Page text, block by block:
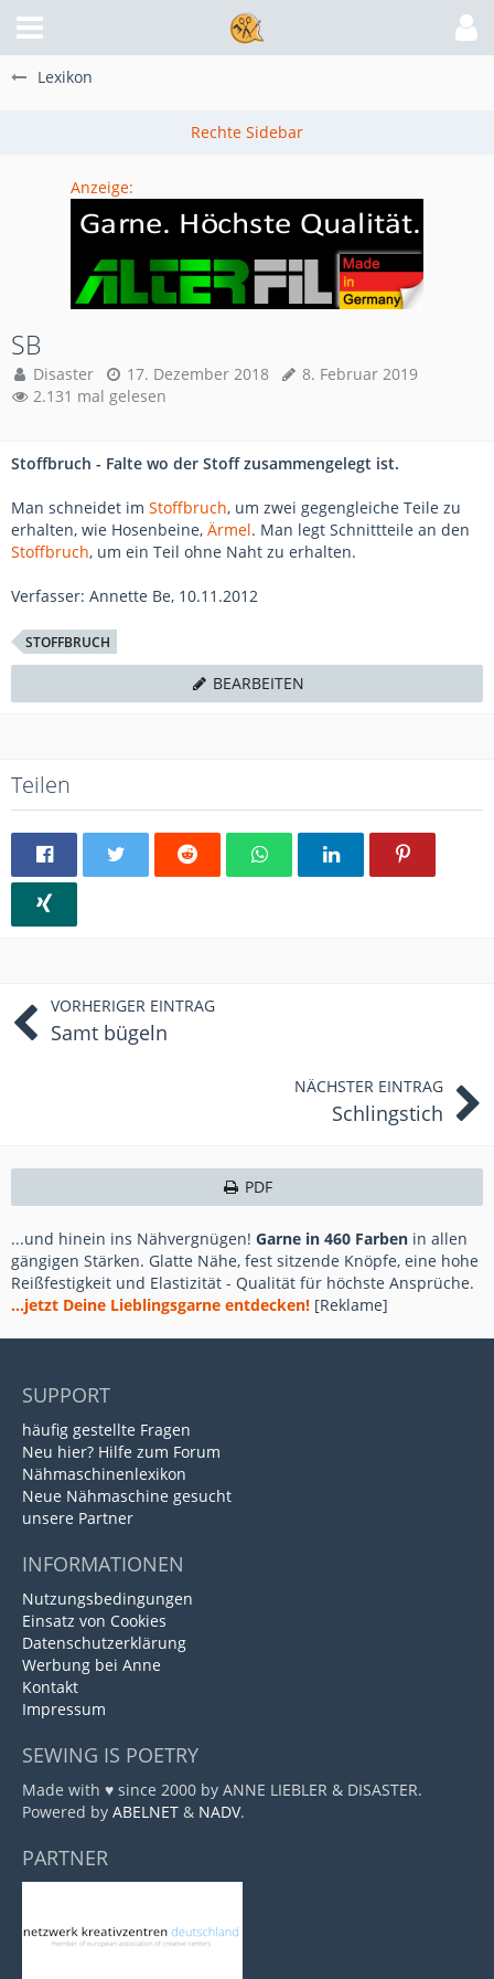
Lexikon
Anzeige:
SB
Disaster 17. Dezember 2018
8. Februar 2019
2.131 mal gelesen
Stoffbruch - Falte wo der Stoff zusammengelegt ist.
Man schneidet im Stoffbruch, um zwei gegengleiche Teile zu
erhalten, wie Hosenbeine, Ärmel. Man legt Schnittteile an den
Stoffbruch, um ein Teil ohne Naht zu erhalten.
Verfasser: Annette Be, 10.11.2012
STOFFBRUCH
BEARBEITEN
Teilen
VORHERIGER EINTRAG
Samt bügeln
NÄCHSTER EINTRAG
Schlingstich
PDF
...und hinein ins Nähvergnügen! Garne in 460 Farben in allen
gängigen Stärken. Glatte Nähe, fest sitzende Knöpfe, eine hohe
Reißfestigkeit und Elastizität - Qualität für höchste Ansprüche.
...jetzt Deine Lieblingsgarne entdecken! [Reklame]
SUPPORT
häufig gestellte Fragen
Neu hier? Hilfe zum Forum
Nähmaschinenlexikon
Neue Nähmaschine gesucht
unsere Partner
INFORMATIONEN
Nutzungsbedingungen
Einsatz von Cookies
Datenschutzerklärung
Werbung bei Anne
Kontakt
Impressum
SEWING IS POETRY
Made with ♥ since 2000 by ANNE LIEBLER & DISASTER.
Powered by ABELNET & NADV.
PARTNER